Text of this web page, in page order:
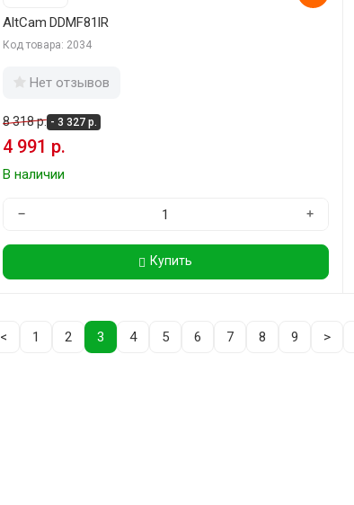
AltCam DDMF81IR
Код товара: 2034
Нет отзывов
8 318 р. - 3 327 р.
4 991 р.
В наличии
− +
Купить
< 1 2 3 4 5 6 7 8 9 >